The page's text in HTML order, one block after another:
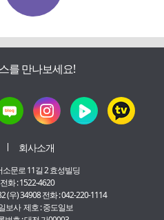
를 만나보세요!
회사소개
문로 11길 2 효성빌딩
화 : 1522-4620
(우) 34908 전화 : 042-220-1114
보사 제호 : 중도일보